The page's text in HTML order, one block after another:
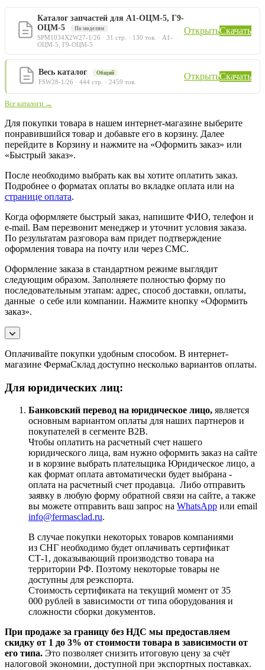
Каталог запчастей для А1-ОЦМ-5, Г9-
ОЦМ-5
По моделям
SPM1034X2W27-1/26 · 31 стр. · 130 тов. · А1-
ОЦМ-5, Г9-ОЦМ-5
ОткрытьСкачать
Весь каталог Общий
FSW28-1/26 · 444 стр. · 2459 тов.
ОткрытьСкачать
Все каталоги →
Для покупки товара в нашем интернет-магазине выберите
понравившийся товар и добавьте его в корзину. Далее
перейдите в Корзину и нажмите на «Оформить заказ» или
«Быстрый заказ».
После необходимо выбрать как вы хотите оплатить заказ.
Подробнее о форматах оплаты во вкладке оплата или на
странице оплата.
Когда оформляете быстрый заказ, напишите ФИО, телефон и
e-mail. Вам перезвонит менеджер и уточнит условия заказа.
По результатам разговора вам придет подтверждение
оформления товара на почту или через СМС.
Оформление заказа в стандартном режиме выглядит
следующим образом. Заполняете полностью форму по
последовательным этапам: адрес, способ доставки, оплаты,
данные о себе или компании. Нажмите кнопку «Оформить
заказ».
Оплачивайте покупки удобным способом. В интернет-
магазине ФермаСклад доступно несколько вариантов оплаты.
Для юридических лиц:
Банковский перевод на юридическое лицо, является
основным вариантом оплаты для наших партнеров и
покупателей в сегменте B2B.
Чтобы оплатить на расчетный счет нашего
юридического лица, вам нужно оформить заказ на сайте
и в корзине выбрать плательщика Юридическое лицо, а
как формат оплата автоматически будет выбрана -
оплата на расчетный счет продавца. Либо отправить
заявку в любую форму обратной связи на сайте, а также
вы можете отправить ваш запрос на WhatsApp или email
info@fermasclad.ru.
В случае покупки некоторых товаров компаниями
из СНГ необходимо будет оплачивать сертификат
СТ-1, доказывающий производство товара на
территории РФ. Поэтому некоторые товары не
доступны для реэкспорта.
Стоимость сертификата на текущий момент от 35
000 рублей в зависимости от типа оборудования и
сложности сборки документов.
При продаже за границу без НДС мы предоставляем
скидку от 1 до 3% от стоимости товара в зависимости от
его типа. Это позволяет снизить итоговую цену за счёт
налоговой экономии, доступной при экспортных поставках.